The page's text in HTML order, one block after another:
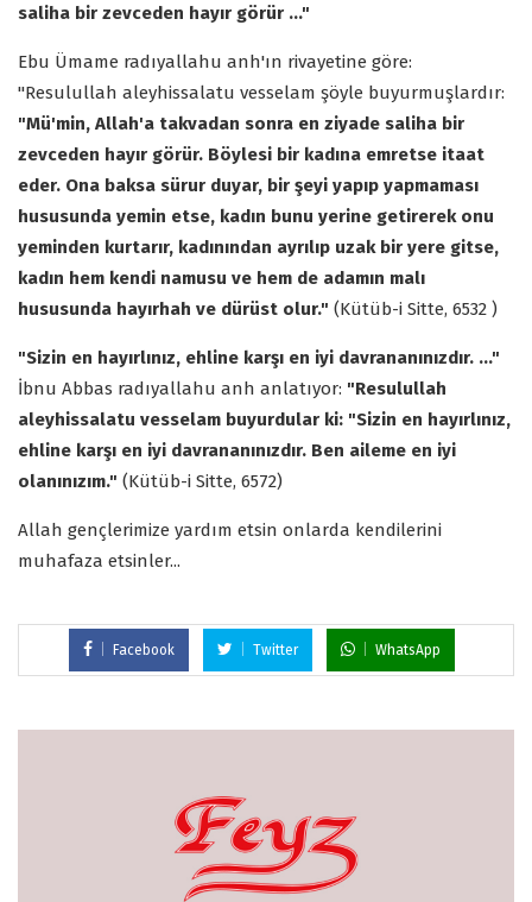
saliha bir zevceden hayır görür ..."
Ebu Ümame radıyallahu anh'ın rivayetine göre:
"Resulullah aleyhissalatu vesselam şöyle buyurmuşlardır:
"Mü'min, Allah'a takvadan sonra en ziyade saliha bir
zevceden hayır görür. Böylesi bir kadına emretse itaat
eder. Ona baksa sürur duyar, bir şeyi yapıp yapmaması
hususunda yemin etse, kadın bunu yerine getirerek onu
yeminden kurtarır, kadınından ayrılıp uzak bir yere gitse,
kadın hem kendi namusu ve hem de adamın malı
hususunda hayırhah ve dürüst olur." (Kütüb-i Sitte, 6532 )
"Sizin en hayırlınız, ehline karşı en iyi davrananınızdır. ..."
İbnu Abbas radıyallahu anh anlatıyor: "Resulullah
aleyhissalatu vesselam buyurdular ki: "Sizin en hayırlınız,
ehline karşı en iyi davrananınızdır. Ben aileme en iyi
olanınızım." (Kütüb-i Sitte, 6572)
Allah gençlerimize yardım etsin onlarda kendilerini
muhafaza etsinler...
Facebook Twitter WhatsApp